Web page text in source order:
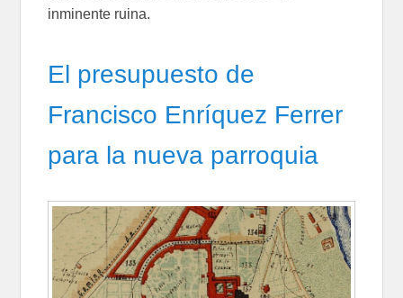
inminente ruina.
El presupuesto de
Francisco Enríquez Ferrer
para la nueva parroquia